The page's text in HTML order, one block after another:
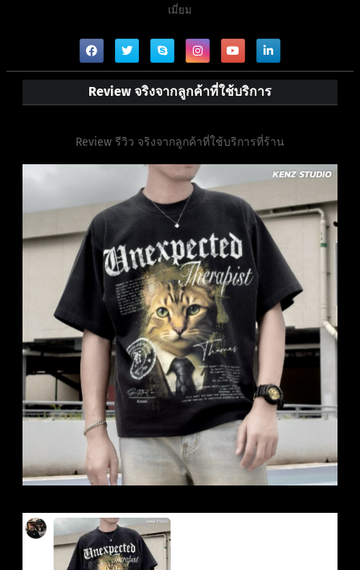
เมี่ยม
Review จริงจากลูกค้าที่ใช้บริการ
Review รีวิว จริงจากลูกค้าที่ใช้บริการที่ร้าน